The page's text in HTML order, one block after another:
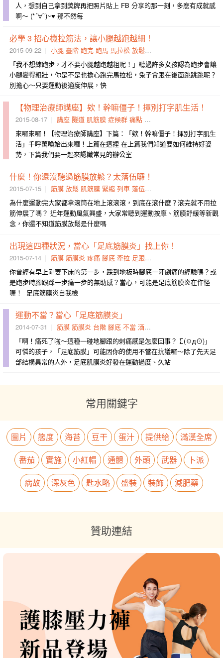
人，想到自己拿到獎牌再把照片貼上 FB 分享的那一刻，多麽有成就感
啊～ (*´∀`)~♥ 那不然每
必學 3 招心機拉筋法，讓小腿越跑越細！
2015-09-22 小腿 臺階 跑完 跑馬 馬拉松 放鬆 筋膜
「我不想練跑步，才不要小腿越跑越粗呢！」聽過許多女孩認為跑步會讓
小腿變得粗壯，你是不是也擔心跑完馬拉松，兔子會跟在後面跳跳跳呢？
別擔心～只要運動後適度伸展，快
【物理治療師講座】欸！幹嘛僵子！揮別打字肌生活！
2015-08-17 講座 隧道 肌筋膜 症候群 痛點 僵子
來囉來囉！【物理治療師講座】下篇：「欸！幹嘛僵子！揮別打字肌生
活」千呼萬喚始出來囉！上篇在這裡 在上篇我們知道要如何維持好姿
勢，下篇我們要一起來認識常見的辦公室
什麼！你還沒聽過筋膜放鬆？太落伍囉！
2015-07-15 筋膜 放鬆 肌筋膜 緊縮 列車 落伍 治療師
為什麼運動完大家都拿滾筒在地上滾滾滾，到底在滾什麼？滾完就不用拉
筋伸展了嗎？ 近年運動風氣興盛，大家常聽到運動按摩、筋膜舒緩等新觀
念，你還不知道筋膜放鬆是什麼嗎
出現這四種狀況，當心「足底筋膜炎」找上你！
2015-07-14 筋膜 筋膜炎 疼痛 腳底 牽拉 足跟 找上
你曾經有早上剛要下床的第一步，踩到地板時腳底一陣劇痛的經驗嗎？或
是跑步時腳跟踩一步痛一步的無助感？當心，可能是足底筋膜炎在作怪
喔！ 足底筋膜炎自我檢
運動不當？當心「足底筋膜炎」
2014-07-31 筋膜 筋膜炎 台階 腳底 不當 酒瓶
「啊！痛死了啦～這種一碰地腳跟的刺痛感是怎麼回事？ ∑(☉д⊙)」
可憐的孩子，「足底筋膜」可能因你的使用不當在抗議囉～除了先天足
部結構異常的人外，足底肌膜炎好發在運動過度、久站
常用關鍵字
圖片 態度 海苔 豆干 蛋汁 提供給
滿漢全席
番茄
實施 小紅帽 通體 外頭 武器
卜派
病故
深灰色 匙水略 盛裝 裝飾 減肥藥
贊助連結